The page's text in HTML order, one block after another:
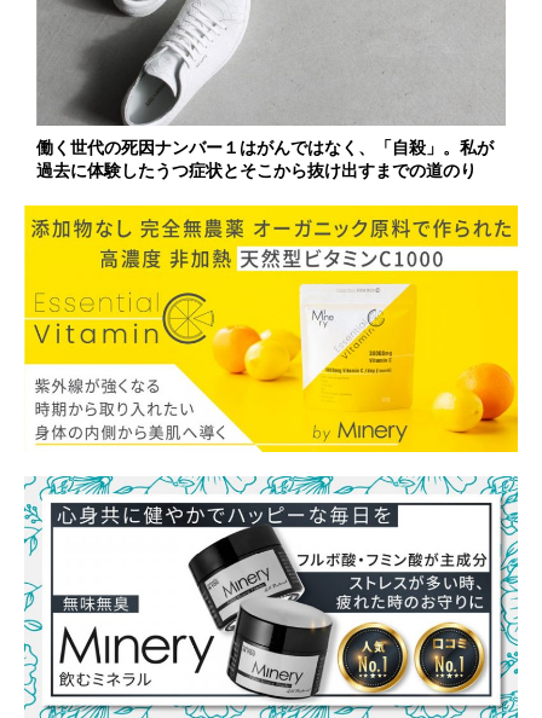
働く世代の死因ナンバー１はがんではなく、「自殺」。私が
過去に体験したうつ症状とそこから抜け出すまでの道のり